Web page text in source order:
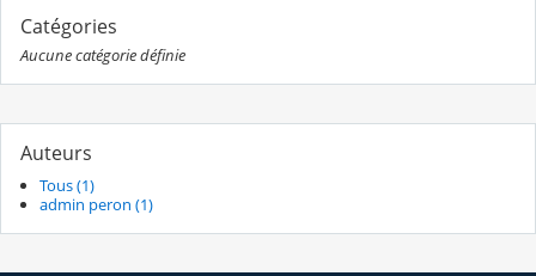
Catégories
Aucune catégorie définie
Auteurs
Tous (1)
admin peron (1)